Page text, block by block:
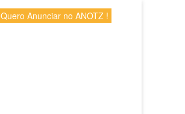
Quero Anunciar no ANOTZ !